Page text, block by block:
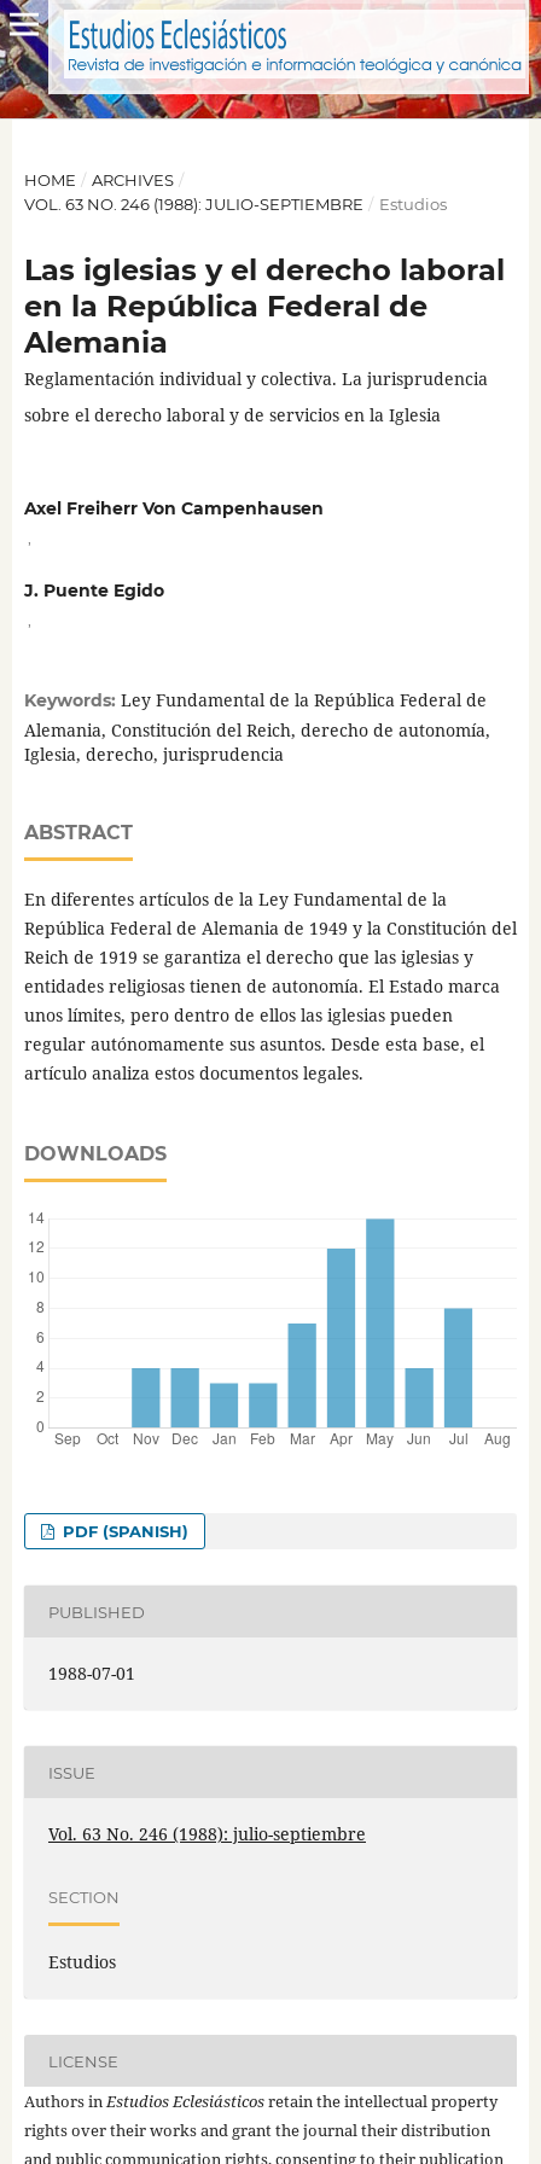
HOME / ARCHIVES /
VOL. 63 NO. 246 (1988): JULIO-SEPTIEMBRE / Estudios
Las iglesias y el derecho laboral
en la República Federal de
Alemania
Reglamentación individual y colectiva. La jurisprudencia
sobre el derecho laboral y de servicios en la Iglesia
Axel Freiherr Von Campenhausen
J. Puente Egido
Keywords: Ley Fundamental de la República Federal de
Alemania, Constitución del Reich, derecho de autonomía,
Iglesia, derecho, jurisprudencia
ABSTRACT
En diferentes artículos de la Ley Fundamental de la
República Federal de Alemania de 1949 y la Constitución del
Reich de 1919 se garantiza el derecho que las iglesias y
entidades religiosas tienen de autonomía. El Estado marca
unos límites, pero dentro de ellos las iglesias pueden
regular autónomamente sus asuntos. Desde esta base, el
artículo analiza estos documentos legales.
DOWNLOADS
PDF (SPANISH)
PUBLISHED
1988-07-01
ISSUE
Vol. 63 No. 246 (1988): julio-septiembre
SECTION
Estudios
LICENSE
Authors inEstudios Eclesiásticosretain the intellectual property
rights over their works and grant the journal their distribution
and public communication rights, consenting to their publication